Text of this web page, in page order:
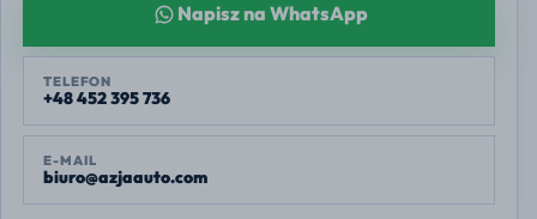
Napisz na WhatsApp
TELEFON
+48 452 395 736
E-MAIL
biuro@azjaauto.com